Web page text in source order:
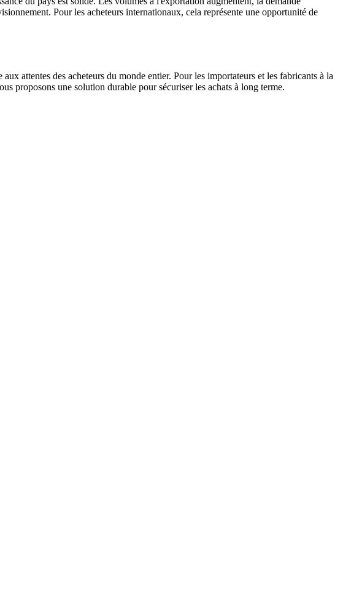
Pour les acheteurs internationaux, cela représente une opportunité de
attentes des acheteurs du monde entier. Pour les importateurs et les fabricants à la
proposons une solution durable pour sécuriser les achats à long terme.